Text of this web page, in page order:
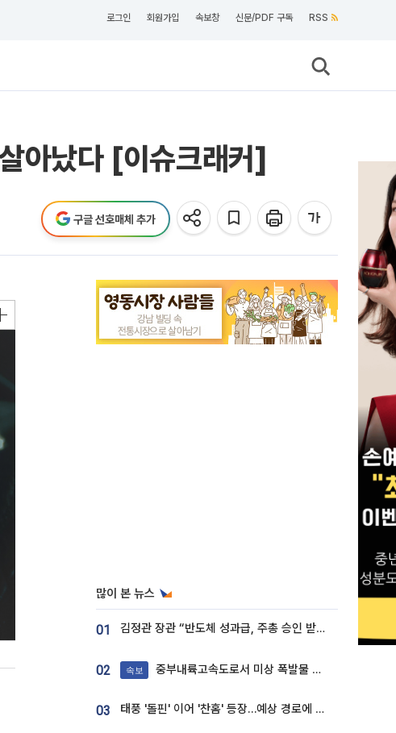
로그인 회원가입 속보창 신문/PDF 구독 RSS
아났다 [이슈크래커]
구글 선호매체 추가
많이 본 뉴스
01 김정관 장관 “반도체 성과급, 주총 승인 받도록”…상법·자본시장법 개정 시사
02 속보 중부내륙고속도로서 미상 폭발물 발견
03 태풍 '돌핀' 이어 '찬홈' 등장…예상 경로에 한국 '한숨'